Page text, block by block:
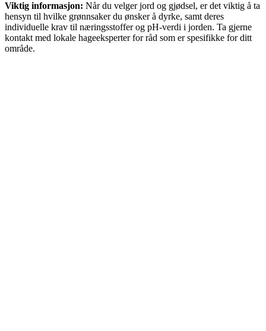
Viktig informasjon: Når du velger jord og gjødsel, er det viktig å ta
hensyn til hvilke grønnsaker du ønsker å dyrke, samt deres
individuelle krav til næringsstoffer og pH-verdi i jorden. Ta gjerne
kontakt med lokale hageeksperter for råd som er spesifikke for ditt
område.